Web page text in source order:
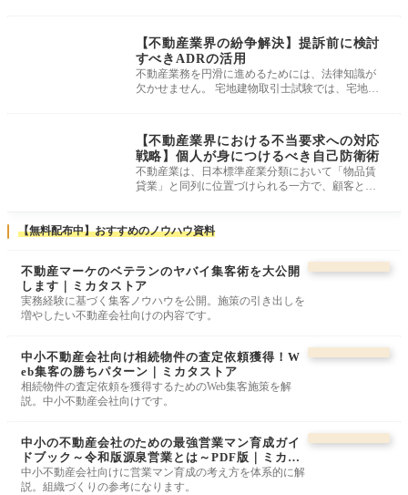
【不動産業界の紛争解決】提訴前に検討
すべきADRの活用
不動産業務を円滑に進めるためには、法律知識が
欠かせません。 宅地建物取引士試験では、宅地建
【不動産業界における不当要求への対応
戦略】個人が身につけるべき自己防衛術
不動産業は、日本標準産業分類において「物品賃
貸業」と同列に位置づけられる一方で、顧客との
【無料配布中】おすすめのノウハウ資料
不動産マーケのベテランのヤバイ集客術を大公開
します｜ミカタストア
実務経験に基づく集客ノウハウを公開。施策の引き出しを
増やしたい不動産会社向けの内容です。
中小不動産会社向け相続物件の査定依頼獲得！W
eb集客の勝ちパターン｜ミカタストア
相続物件の査定依頼を獲得するためのWeb集客施策を解
説。中小不動産会社向けです。
中小の不動産会社のための最強営業マン育成ガイ
ドブック～令和版源泉営業とは～PDF版｜ミカタ
ストア
中小不動産会社向けに営業マン育成の考え方を体系的に解
説。組織づくりの参考になります。